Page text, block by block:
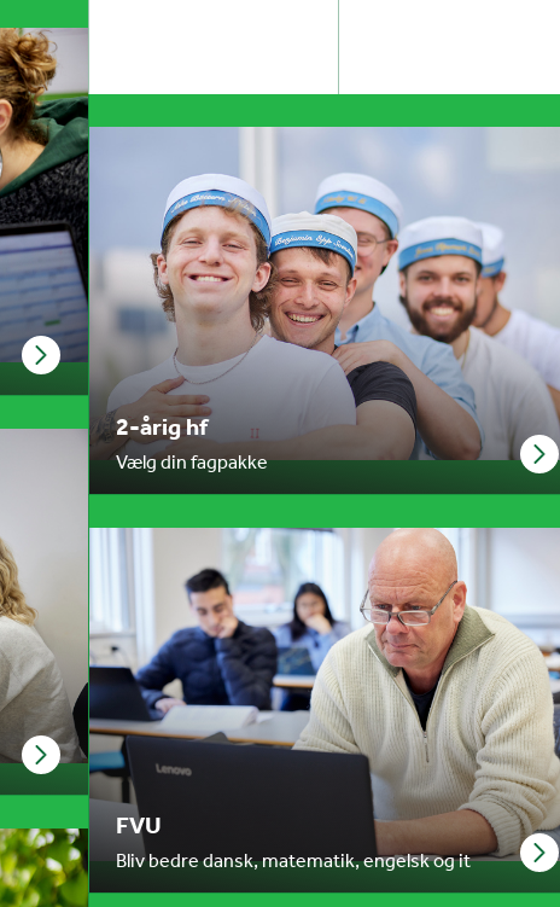
2-årig hf
Vælg din fagpakke
FVU
Bliv bedre dansk, matematik, engelsk og it